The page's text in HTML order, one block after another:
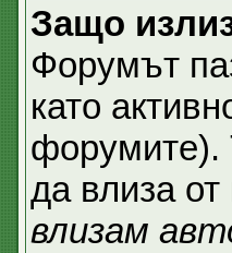
Защо
Форумът
като
форумите).
да влиза
влизам